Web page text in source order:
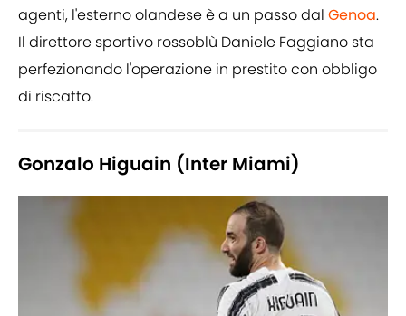
agenti, l'esterno olandese è a un passo dal Genoa.
Il direttore sportivo rossoblù Daniele Faggiano sta
perfezionando l'operazione in prestito con obbligo
di riscatto.
Gonzalo Higuain (Inter Miami)